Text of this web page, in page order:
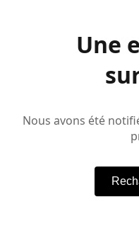
Une
Nous avons été